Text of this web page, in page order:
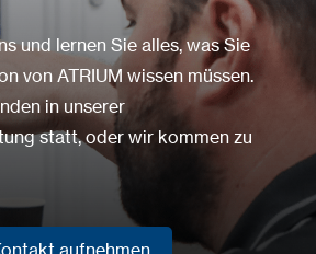
und lernen Sie alles, was Sie
von ATRIUM wissen müssen.
in unserer
statt, oder wir kommen zu
aufnehmen